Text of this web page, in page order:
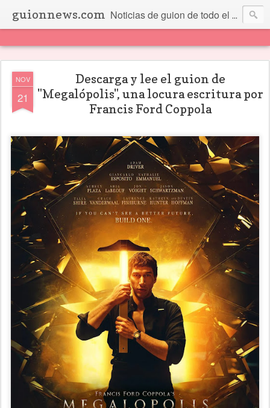
guionnews.com Noticias de guion de todo el mundo... Y más.
NOV
21
Descarga y lee el guion de
"Megalópolis", una locura escritura por
Francis Ford Coppola